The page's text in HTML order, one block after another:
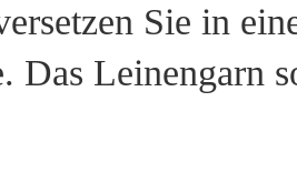
Sie in
Das Leinengarn